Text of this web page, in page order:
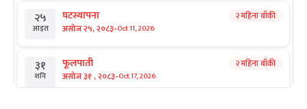
२५
आइत
घटस्थापना
असोज २५, २०८३-Oct 11, 2026
२ महिना बाँकी
३१
शनि
फूलपाती
असोज ३१ , २०८३-Oct 17, 2026
२ महिना बाँकी